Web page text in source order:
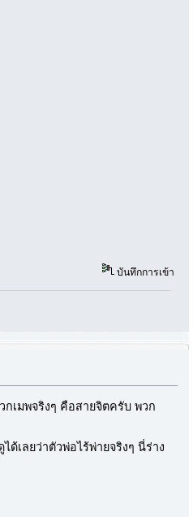
บันทึกการเข้า
เมพจริงๆ คือสายจิตครับ พวก
ได้เลยว่าตัวพ่อไร้พ่ายจริงๆ นี่ร่าง